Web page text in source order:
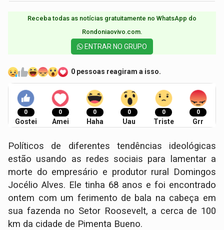
Receba todas as notícias gratuitamente no WhatsApp do
Rondoniaovivo.com.​
ENTRAR NO GRUPO
0 pessoas reagiram a isso.
0
Gostei
0
Amei
0
Haha
0
Uau
0
Triste
0
Grr
Políticos de diferentes tendências ideológicas
estão usando as redes sociais para lamentar a
morte do empresário e produtor rural Domingos
Jocélio Alves. Ele tinha 68 anos e foi encontrado
ontem com um ferimento de bala na cabeça em
sua fazenda no Setor Roosevelt, a cerca de 100
km da cidade de Pimenta Bueno.